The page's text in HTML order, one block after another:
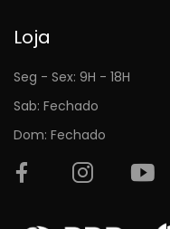
Loja
Seg - Sex: 9H - 18H
Sab: Fechado
Dom: Fechado